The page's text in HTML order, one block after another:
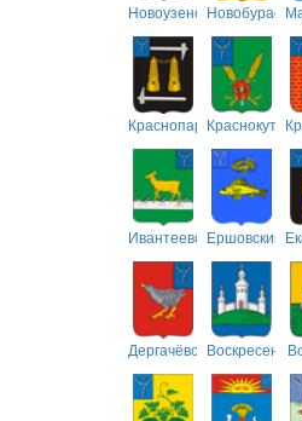
Новоузенский
Краснопартизанский
ИвантеевскийЕршовский
Дергачёвский